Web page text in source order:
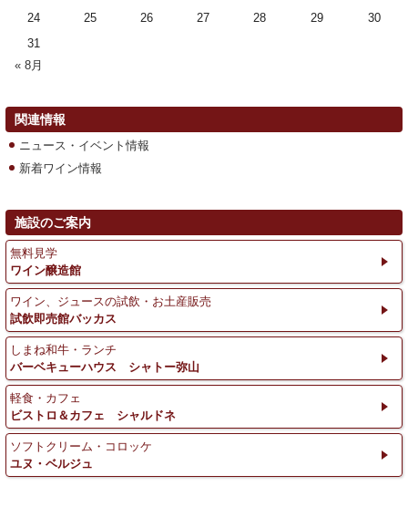
« 8月
24
25 26 27 28 29
30
31
関連情報
ニュース・イベント情報
新着ワイン情報
施設のご案内
無料見学
ワイン醸造館
ワイン、ジュースの試飲・お土産販売
試飲即売館バッカス
しまね和牛・ランチ
バーベキューハウス シャトー弥山
軽食・カフェ
ビストロ＆カフェ シャルドネ
ソフトクリーム・コロッケ
ユヌ・ベルジュ